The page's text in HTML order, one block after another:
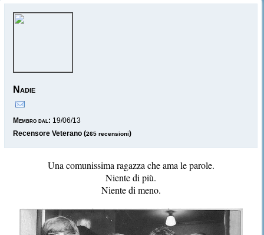
Nadie
Membro dal: 19/06/13
Recensore Veterano (265 recensioni)
Una comunissima ragazza che ama le parole.
Niente di più.
Niente di meno.